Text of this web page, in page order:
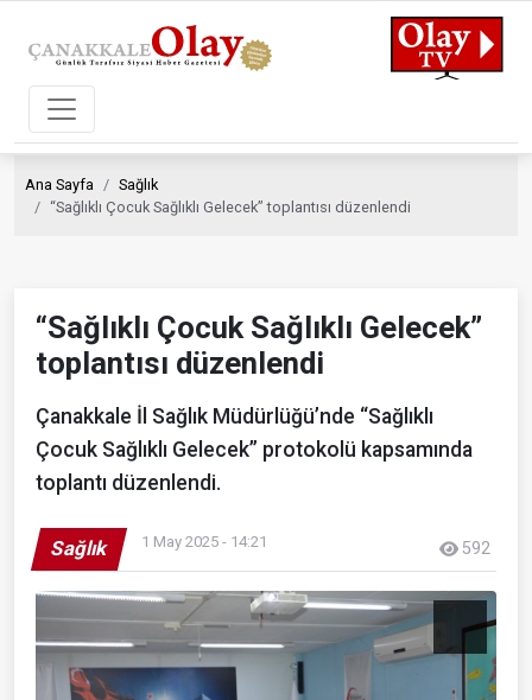
Ana Sayfa
Sağlık
“Sağlıklı Çocuk Sağlıklı Gelecek” toplantısı düzenlendi
“Sağlıklı Çocuk Sağlıklı Gelecek”
toplantısı düzenlendi
Çanakkale İl Sağlık Müdürlüğü’nde “Sağlıklı
Çocuk Sağlıklı Gelecek” protokolü kapsamında
toplantı düzenlendi.
Sağlık 1 May 2025 - 14:21 592